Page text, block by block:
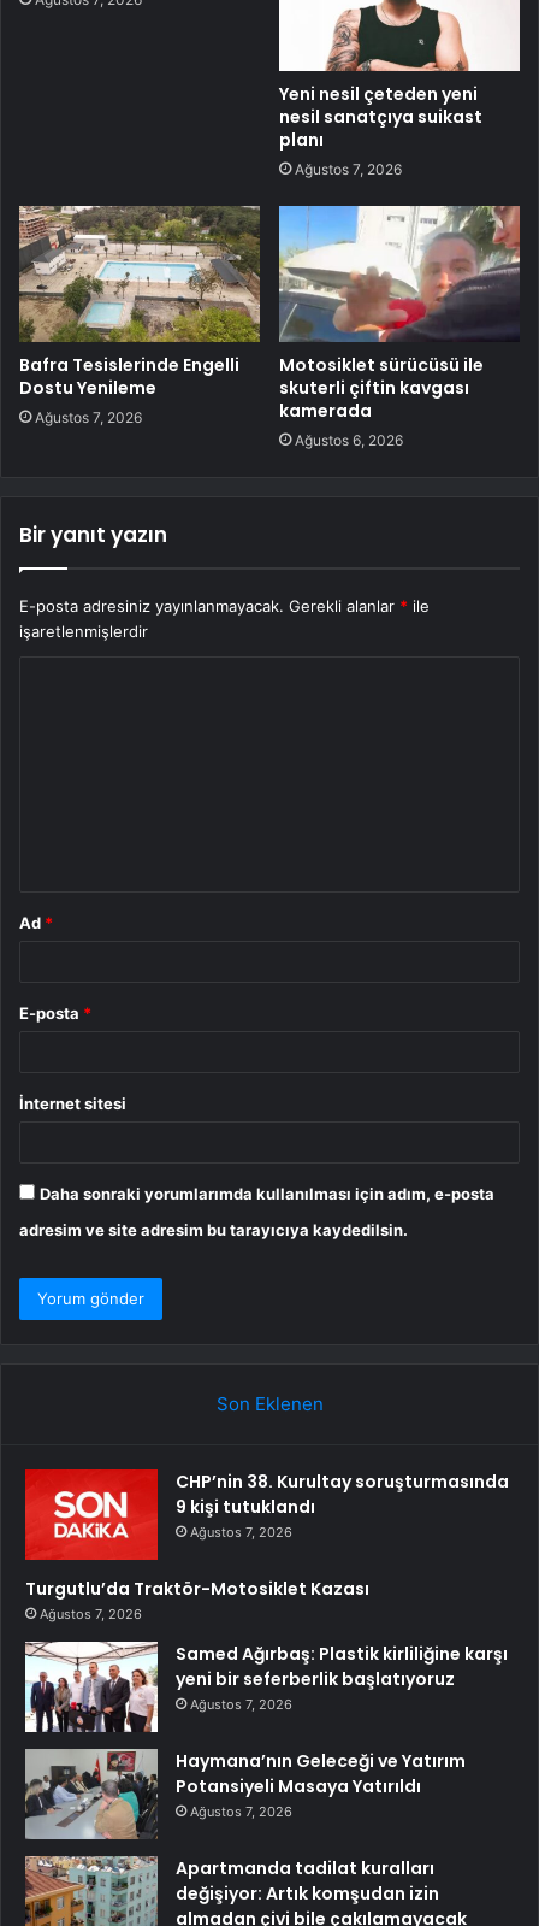
Yeni nesil çeteden yeni
nesil sanatçıya suikast
planı
Ağustos 7, 2026
Bafra Tesislerinde Engelli
Dostu Yenileme
Ağustos 7, 2026
Motosiklet sürücüsü ile
skuterli çiftin kavgası
kamerada
Ağustos 6, 2026
Bir yanıt yazın
E-posta adresiniz yayınlanmayacak. Gerekli alanlar * ile
işaretlenmişlerdir
Ad *
E-posta *
İnternet sitesi
Daha sonraki yorumlarımda kullanılması için adım, e-posta
adresim ve site adresim bu tarayıcıya kaydedilsin.
Son Eklenen
CHP’nin 38. Kurultay soruşturmasında
9 kişi tutuklandı
Ağustos 7, 2026
Turgutlu’da Traktör-Motosiklet Kazası
Ağustos 7, 2026
Samed Ağırbaş: Plastik kirliliğine karşı
yeni bir seferberlik başlatıyoruz
Ağustos 7, 2026
Haymana’nın Geleceği ve Yatırım
Potansiyeli Masaya Yatırıldı
Ağustos 7, 2026
Apartmanda tadilat kuralları
değişiyor: Artık komşudan izin
almadan çivi bile çakılamayacak